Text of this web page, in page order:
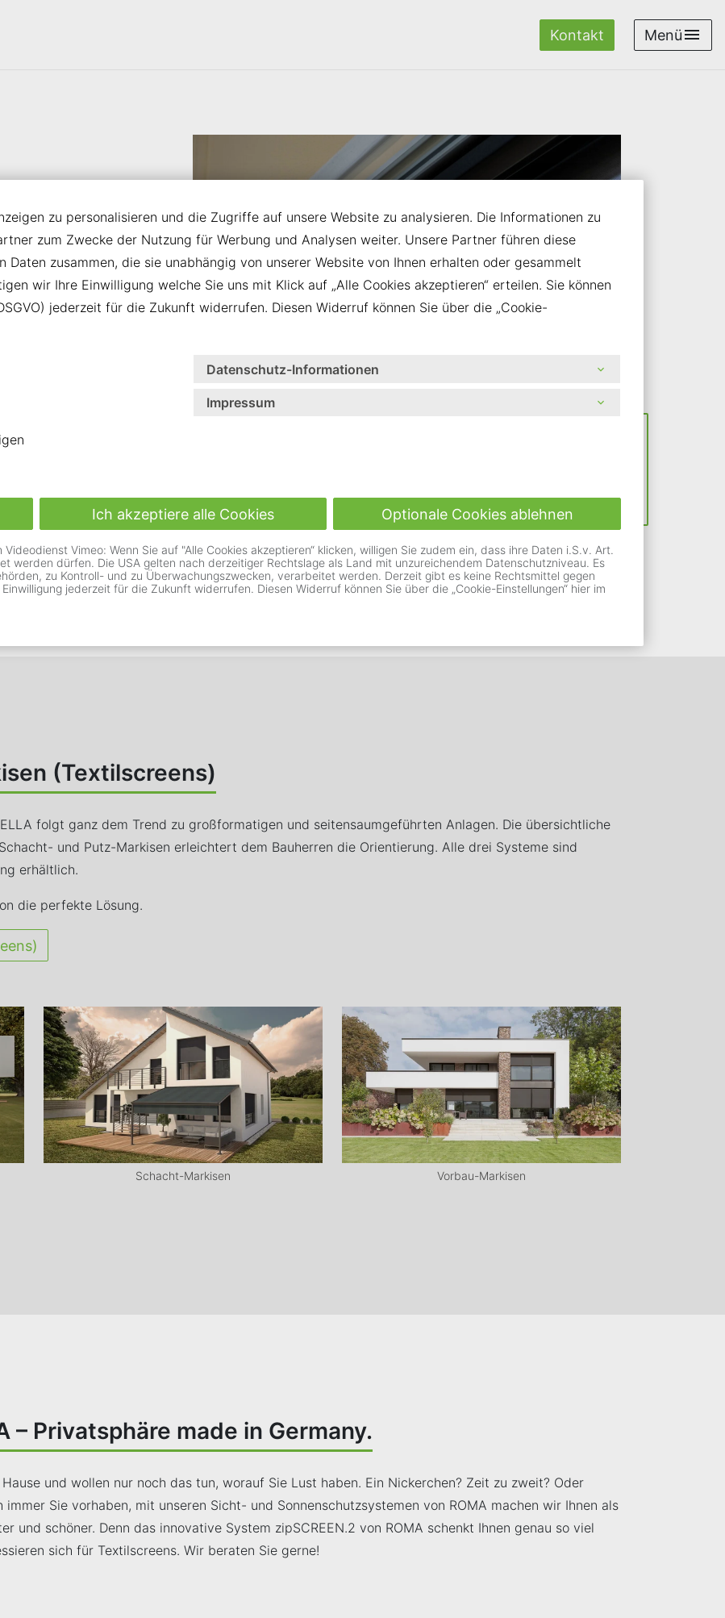
Kontakt Menü
zur
(Textilscreens)
folgt ganz dem Trend zu großformatigen und seitensaumgeführten Anlagen. Die übersichtliche
und Putz-Markisen erleichtert dem Bauherren die Orientierung. Alle drei Systeme sind
erhältlich.
die perfekte Lösung.
Schacht-Markisen Vorbau-Markisen
– Privatsphäre made in Germany.
und wollen nur noch das tun, worauf Sie Lust haben. Ein Nickerchen? Zeit zu zweit? Oder
immer Sie vorhaben, mit unseren Sicht- und Sonnenschutzsystemen von ROMA machen wir Ihnen als
und schöner. Denn das innovative System zipSCREEN.2 von ROMA schenkt Ihnen genau so viel
sich für Textilscreens. Wir beraten Sie gerne!
zu personalisieren und die Zugriffe auf unsere Website zu analysieren. Die Informationen zu
zum Zwecke der Nutzung für Werbung und Analysen weiter. Unsere Partner führen diese
zusammen, die sie unabhängig von unserer Website von Ihnen erhalten oder gesammelt
wir Ihre Einwilligung welche Sie uns mit Klick auf „Alle Cookies akzeptieren“ erteilen. Sie können
jederzeit für die Zukunft widerrufen. Diesen Widerruf können Sie über die „Cookie-
Datenschutz-Informationen
Impressum
Ich akzeptiere alle Cookies Optionale Cookies ablehnen
Vimeo: Wenn Sie auf "Alle Cookies akzeptieren“ klicken, willigen Sie zudem ein, dass ihre Daten i.S.v. Art.
werden dürfen. Die USA gelten nach derzeitiger Rechtslage als Land mit unzureichendem Datenschutzniveau. Es
zu Kontroll- und zu Überwachungszwecken, verarbeitet werden. Derzeit gibt es keine Rechtsmittel gegen
jederzeit für die Zukunft widerrufen. Diesen Widerruf können Sie über die „Cookie-Einstellungen“ hier im